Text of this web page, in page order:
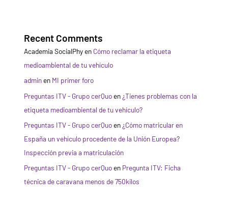
Recent Comments
Academia SocialPhyen Cómo reclamar la etiqueta
medioambiental de tu vehículo
adminen MI primer foro
Preguntas ITV - Grupo cerQuoen ¿Tienes problemas con la
etiqueta medioambiental de tu vehículo?
Preguntas ITV - Grupo cerQuoen ¿Cómo matricular en
España un vehículo procedente de la Unión Europea?
Inspección previa a matriculación
Preguntas ITV - Grupo cerQuoen Pregunta ITV: Ficha
técnica de caravana menos de 750kilos